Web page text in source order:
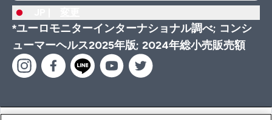
*ユーロモニターインターナショナル調べ; コンシ
ューマーヘルス2025年版; 2024年総小売販売額